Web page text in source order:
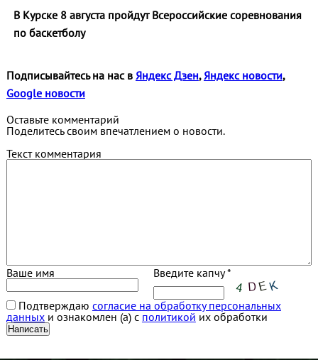
В Курске 8 августа пройдут Всероссийские соревнования
по баскетболу
Подписывайтесь на нас в Яндекс Дзен,Яндекс новости,
Google новости
Оставьте комментарий
Поделитесь своим впечатлением о новости.
Текст комментария
Ваше имя Введите капчу *
Подтверждаю согласие на обработку персональных
данныхи ознакомлен (а) с политикой их обработки